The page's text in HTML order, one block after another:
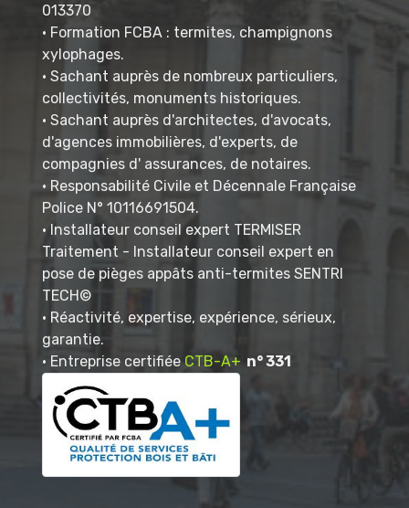
013370
• Formation FCBA : termites, champignons
xylophages.
• Sachant auprès de nombreux particuliers,
collectivités, monuments historiques.
• Sachant auprès d'architectes, d'avocats,
d'agences immobilières, d'experts, de
compagnies d' assurances, de notaires.
• Responsabilité Civile et Décennale Française
Police N° 10116691504.
• Installateur conseil expert TERMISER
Traitement - Installateur conseil expert en
pose de pièges appâts anti-termites SENTRI
TECH©
• Réactivité, expertise, expérience, sérieux,
garantie.
• Entreprise certifiée CTB-A+ n° 331